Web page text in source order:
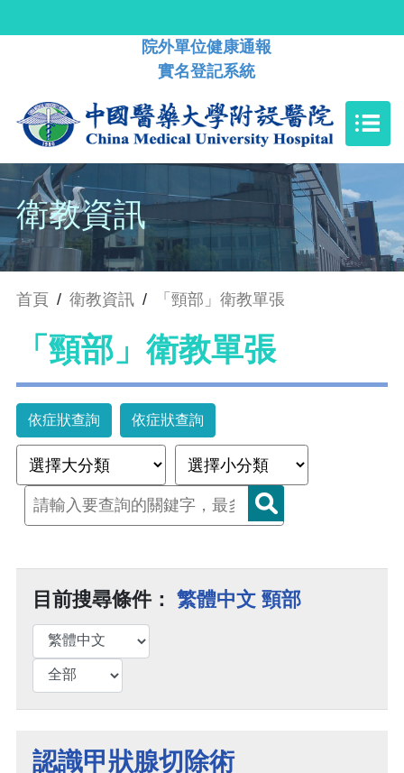
院外單位健康通報
實名登記系統
衛教資訊
首頁 / 衛教資訊 / 「頸部」衛教單張
「頸部」衛教單張
依症狀查詢 依症狀查詢
目前搜尋條件： 繁體中文 頸部
認識甲狀腺切除術